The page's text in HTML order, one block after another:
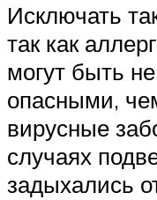
Исключать
так как
могут быть
опасными,
вирусные
случаях
задыхались